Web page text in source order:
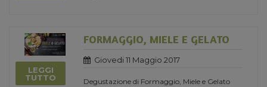
LEGGI
TUTTO
FORMAGGIO, MIELE E GELATO
Giovedi 11 Maggio 2017
Degustazione di Formaggio, Miele e Gelato